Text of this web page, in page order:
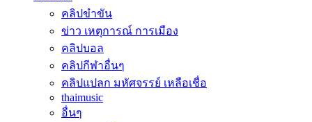
คลิปขำขัน
ข่าว เหตุการณ์ การเมือง
คลิปบอล
คลิปกีฬาอื่นๆ
คลิปแปลก มหัศจรรย์ เหลือเชื่อ
thaimusic
อื่นๆ